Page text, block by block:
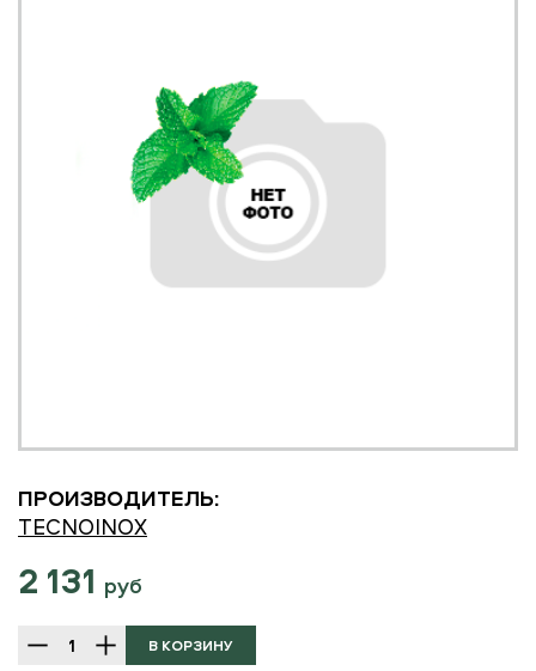
ПРОИЗВОДИТЕЛЬ:
TECNOINOX
2 131 руб